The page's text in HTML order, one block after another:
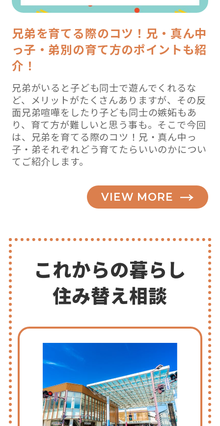
兄弟を育てる際のコツ！兄・真ん中
っ子・弟別の育て方のポイントも紹
介！
兄弟がいると子ども同士で遊んでくれるな
ど、メリットがたくさんありますが、その反
面兄弟喧嘩をしたり子ども同士の嫉妬もあ
り、育て方が難しいと思う事も。そこで今回
は、兄弟を育てる際のコツ！兄・真ん中っ
子・弟それぞれどう育てたらいいのかについ
てご紹介します。
VIEW MORE
これからの暮らし
住み替え相談